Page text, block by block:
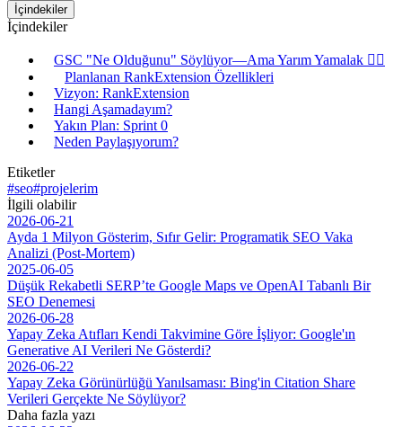
İçindekiler
İçindekiler
GSC "Ne Olduğunu" Söylüyor—Ama Yarım Yamalak 🤷‍♂️
Planlanan RankExtension Özellikleri
Vizyon: RankExtension
Hangi Aşamadayım?
Yakın Plan: Sprint 0
Neden Paylaşıyorum?
Etiketler
#seo#projelerim
İlgili olabilir
2026-06-21
Ayda 1 Milyon Gösterim, Sıfır Gelir: Programatik SEO Vaka
Analizi (Post-Mortem)
2025-06-05
Düşük Rekabetli SERP’te Google Maps ve OpenAI Tabanlı Bir
SEO Denemesi
2026-06-28
Yapay Zeka Atıfları Kendi Takvimine Göre İşliyor: Google'ın
Generative AI Verileri Ne Gösterdi?
2026-06-22
Yapay Zeka Görünürlüğü Yanılsaması: Bing'in Citation Share
Verileri Gerçekte Ne Söylüyor?
Daha fazla yazı